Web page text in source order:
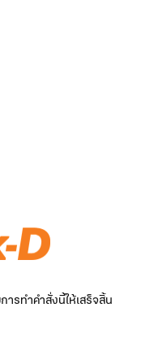
รทำคำสั่งนี้ให้เสร็จสิ้น